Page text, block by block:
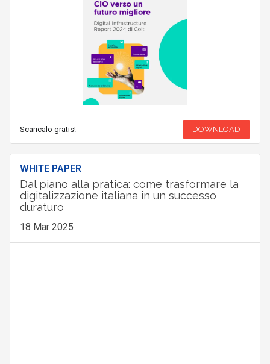
Scaricalo gratis! DOWNLOAD
WHITE PAPER
Dal piano alla pratica: come trasformare la
digitalizzazione italiana in un successo
duraturo
18 Mar 2025